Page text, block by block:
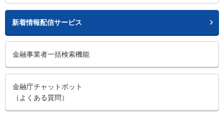
新着情報配信サービス
金融事業者一括検索機能
金融庁チャットボット
（よくある質問）